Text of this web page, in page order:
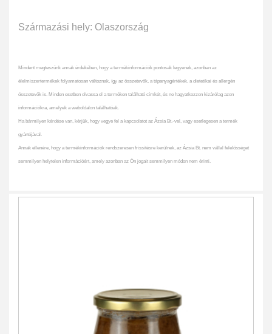
Származási hely: Olaszország
Mindent megteszünk annak érdekében, hogy a termékinformációk pontosak legyenek, azonban az
élelmiszertermékek folyamatosan változnak, így az összetevők, a tápanyagértékek, a dietetikai és allergén
összetevők is. Minden esetben olvassa el a terméken található címkét, és ne hagyatkozzon kizárólag azon
információkra, amelyek a weboldalon találhatóak.
Ha bármilyen kérdése van, kérjük, hogy vegye fel a kapcsolatot az Ázsia Bt.-vel, vagy esetlegesen a termék
gyártójával.
Annak ellenére, hogy a termékinformációk rendszeresen frissítésre kerülnek, az Ázsia Bt. nem vállal felelősséget
semmilyen helytelen információért, amely azonban az Ön jogait semmilyen módon nem érinti.